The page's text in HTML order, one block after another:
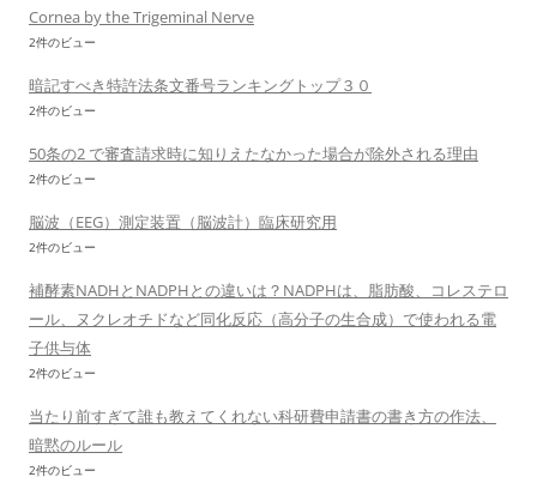
Cornea by the Trigeminal Nerve
2件のビュー
暗記すべき特許法条文番号ランキングトップ３０
2件のビュー
50条の2 で審査請求時に知りえたなかった場合が除外される理由
2件のビュー
脳波（EEG）測定装置（脳波計）臨床研究用
2件のビュー
補酵素NADHとNADPHとの違いは？NADPHは、脂肪酸、コレステロ
ール、ヌクレオチドなど同化反応（高分子の生合成）で使われる電
子供与体
2件のビュー
当たり前すぎて誰も教えてくれない科研費申請書の書き方の作法、
暗黙のルール
2件のビュー